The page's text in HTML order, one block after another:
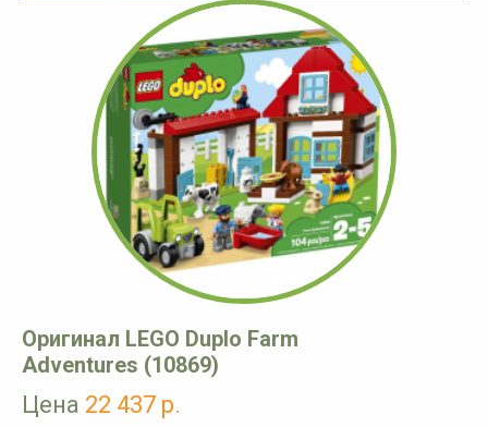
Оригинал LEGO Duplo Farm
Adventures (10869)
Цена 22 437 р.